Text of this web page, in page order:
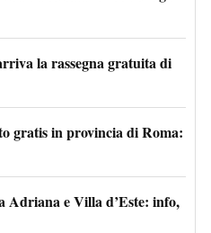
la rassegna gratuita di
gratis in provincia di Roma:
Adriana e Villa d’Este: info,